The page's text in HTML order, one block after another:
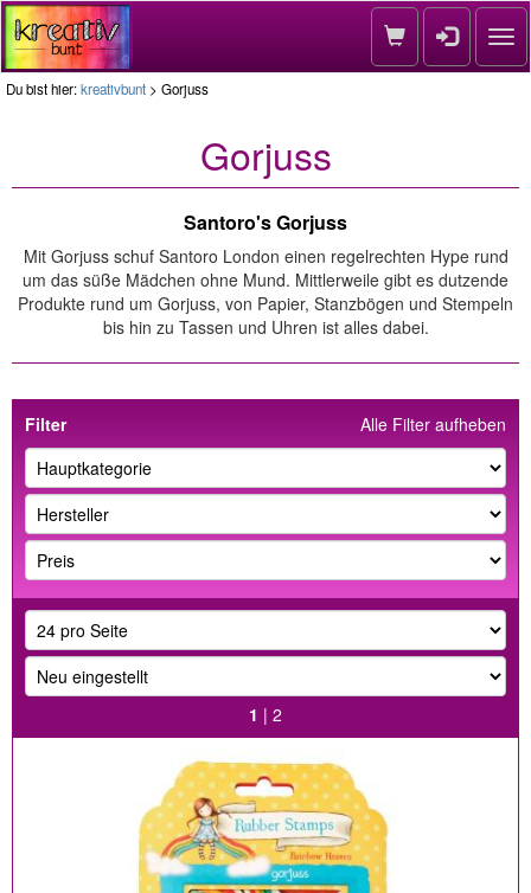
Du bist hier:kreativbunt > Gorjuss
Gorjuss
Santoro's Gorjuss
Mit Gorjuss schuf Santoro London einen regelrechten Hype rund
um das süße Mädchen ohne Mund. Mittlerweile gibt es dutzende
Produkte rund um Gorjuss, von Papier, Stanzbögen und Stempeln
bis hin zu Tassen und Uhren ist alles dabei.
Alle Filter aufheben
Filter
1 | 2